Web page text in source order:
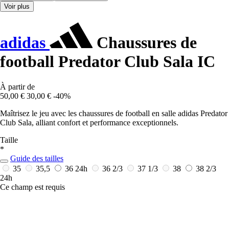
Voir plus
adidas
Chaussures de
football Predator Club Sala IC
À partir de
50,00 € 30,00 € -40%
Maîtrisez le jeu avec les chaussures de football en salle adidas Predator
Club Sala, alliant confort et performance exceptionnels.
Taille
*
Guide des tailles
35
35,5 36 24h 36 2/3 37 1/3 38
38 2/3
24h
Ce champ est requis